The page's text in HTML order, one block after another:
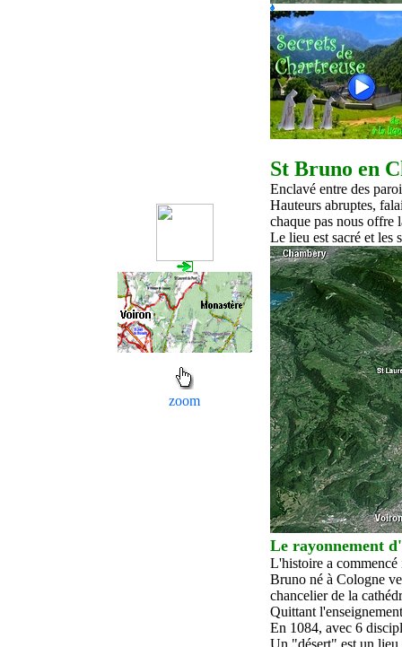
zoom
St Bruno en
Enclavéentre des
Hauteurs abruptes,
chaque pas nous offre
Le lieu est sacré et les
Le rayonnement
L'histoire a
Bruno né à Cologne
chancelier de la
Quittant
En 1084, avec 6
Un "désert" est un lieu